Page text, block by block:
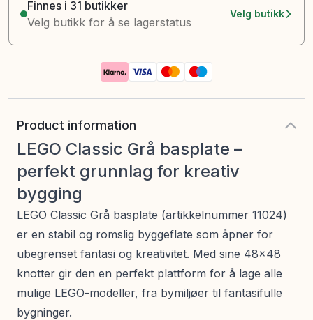
Finnes i 31 butikker
Velg butikk for å se lagerstatus
Velg butikk
Product information
LEGO Classic Grå basplate –
perfekt grunnlag for kreativ
bygging
LEGO Classic Grå basplate (artikkelnummer 11024)
er en stabil og romslig byggeflate som åpner for
ubegrenset fantasi og kreativitet. Med sine 48x48
knotter gir den en perfekt plattform for å lage alle
mulige LEGO-modeller, fra bymiljøer til fantasifulle
bygninger.